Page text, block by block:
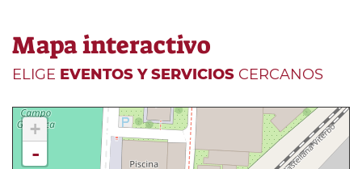
Mapa interactivo
ELIGE EVENTOS Y SERVICIOS CERCANOS
+
-